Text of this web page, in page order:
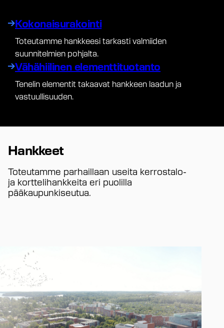
Kokonaisurakointi
Toteutamme hankkeesi tarkasti valmiiden
suunnitelmien pohjalta.
Vähähiilinen elementtituotanto
Tenelin elementit takaavat hankkeen laadun ja
vastuullisuuden.
Hankkeet
Toteutamme parhaillaan useita kerrostalo-
ja korttelihankkeita eri puolilla
pääkaupunkiseutua.